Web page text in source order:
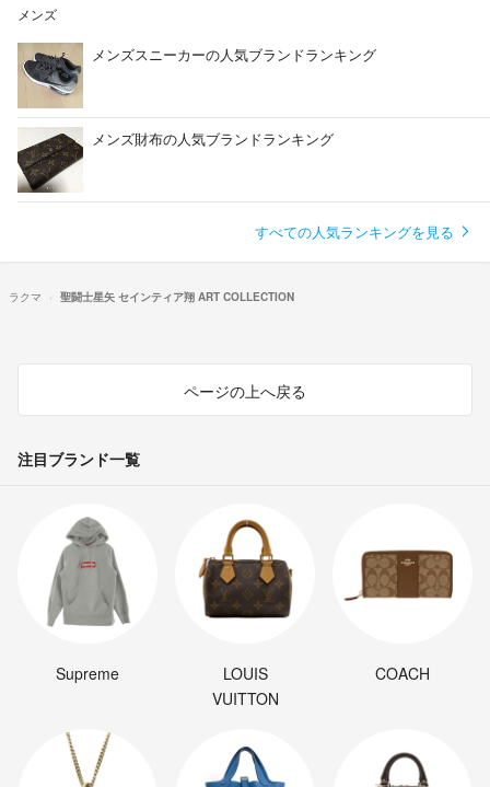
メンズ
メンズスニーカーの人気ブランドランキング
メンズ財布の人気ブランドランキング
すべての人気ランキングを見る
ラクマ 聖闘士星矢 セインティア翔 ART COLLECTION
ページの上へ戻る
注目ブランド一覧
Supreme
LOUIS
VUITTON
COACH